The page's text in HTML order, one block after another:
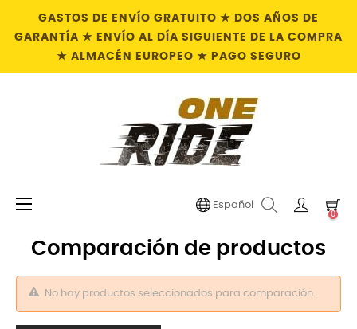
GASTOS DE ENVÍO GRATUITO ★ DOS AÑOS DE
GARANTÍA ★ ENVÍO AL DÍA SIGUIENTE DE LA COMPRA
★ ALMACÉN EUROPEO ★ PAGO SEGURO
Navegación
palanca
☰ Español
0
Comparación de productos
No hay productos seleccionados para comparación.